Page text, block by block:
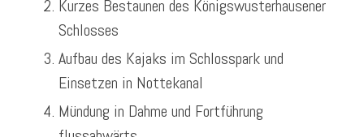
Kurzes Bestaunen des Königswusterhausener
Schlosses
Aufbau des Kajaks im Schlosspark und
Einsetzen in Nottekanal
Mündung in Dahme und Fortführung